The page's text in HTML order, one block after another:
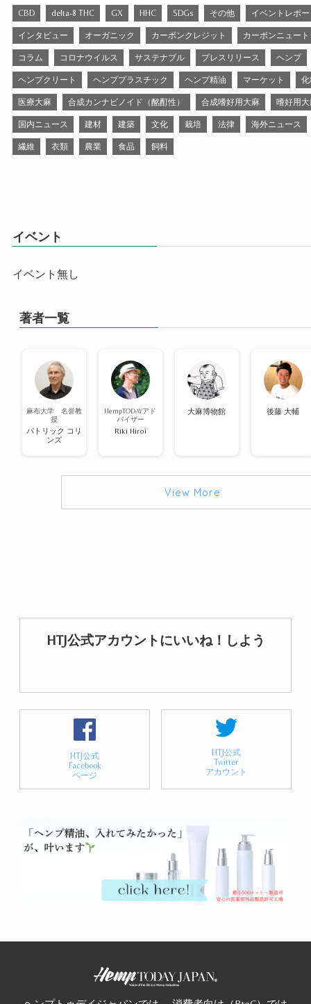
CBD delta-8 THC GX HHC SDGs その他 イベントレポ
インタビュー オーガニック カーボンクレジット カーボンニュー
コラム コロナウイルス サステナブル プレスリリース ヘンプ
ヘンプクリート ヘンププラスチック ヘンプ精油 マーケット
医療大麻 合成カンナビノイド（酩酊性） 合成嗜好用大麻 嗜好用
国内ニュース 建材 建築 文化 栽培 法律 海外ニュース
繊維 衣類 農業 食品 飼料
イベント
イベント無し
著者一覧
麻布大学 名誉教
授
パトリック コリ
ンズ
HempTODAYアド
バイザー
Riki Hiroi
大麻博物館 後藤 大輔
View More
HTJ公式アカウントにいいね！しよう
HTJ公式
Facebook
ページ
HTJ公式
Twitter
アカウント